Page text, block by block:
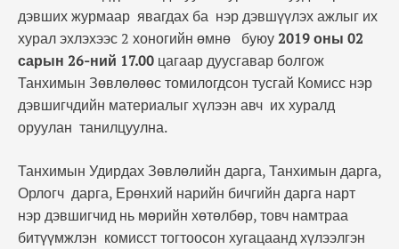
дэвших журмаар явагдах ба нэр дэвшүүлэх ажлыг их
хурал эхлэхээс 2 хоногийн өмнө буюу2019 оны 02
сарын 26-ний 17.00 цагаар дуусгавар болгож
Танхимын Зөвлөлөөс томилогдсон тусгай Комисс нэр
дэвшигчдийн материалыг хүлээн авч их хуралд
оруулан танилцуулна.
Танхимын Удирдах Зөвлөлийн дарга, Танхимын дарга,
Орлогч дарга, Ерөнхий нарийн бичгийн дарга нарт
нэр дэвшигчид нь мөрийн хөтөлбөр, товч намтраа
битүүмжлэн комисст тогтоосон хугацаанд хүлээлгэн